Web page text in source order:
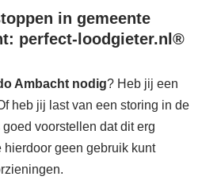
in gemeente
perfect-loodgieter.nl®
Ambacht nodig? Heb jij een
heb jij last van een storing in de
voorstellen dat dit erg
geen gebruik kunt